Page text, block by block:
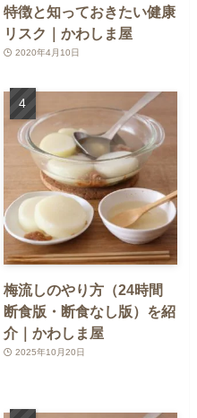
特徴と知っておきたい健康
リスク｜かわしま屋
2020年4月10日
梅流しのやり方（24時間
断食版・断食なし版）を紹
介｜かわしま屋
2025年10月20日